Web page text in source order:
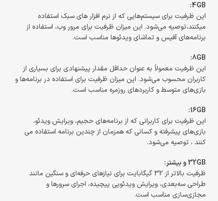
4GB:
این ظرفیت برای سیستم‌هایی که از نرم افزار های سبک استفاده
میکنند،توصیه می‌شود. این میزان ظرفیت برای مرور وب، استفاده از
برنامه‌های آفیس و تماشای ویدئوها مناسب است.
8GB:
این ظرفیت معمولاً به عنوان حداقل مقدار پیشنهادی برای بسیاری از
کاربران محسوب می‌شود. این میزان ظرفیت برای استفاده در برنامه‌ها و
بازی‌های متوسط و کاربردهای روزمره مناسب است.
16GB:
این ظرفیت برای کاربرانی که از برنامه‌های حجیم، ویرایش ویدئو،
بازی‌های پیشرفته و کسانی که همزمان از چندین برنامه استفاده می
کنند ، توصیه می‌شود.
32GB و بیشتر:
ظرفیت بالاتر از 32 گیگابایت برای نیازهای حرفه‌ای و سنگین مانند
طراحی سه‌بعدی، ویرایش ویدئویی پیچیده، اجرای سرورها و
مجازی‌سازی مناسب است.